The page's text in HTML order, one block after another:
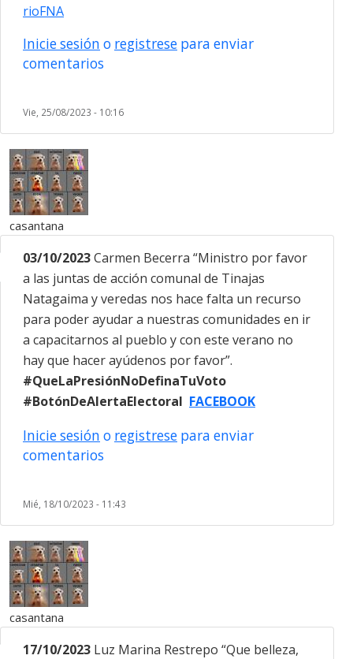
rioFNA
Inicie sesión o registrese para enviar
comentarios
Vie, 25/08/2023 - 10:16
casantana
03/10/2023Carmen Becerra “Ministro por favor
a las juntas de acción comunal de Tinajas
Natagaima y veredas nos hace falta un recurso
para poder ayudar a nuestras comunidades en ir
a capacitarnos al pueblo y con este verano no
hay que hacer ayúdenos por favor”.
#QueLaPresiónNoDefinaTuVoto
#BotónDeAlertaElectoral FACEBOOK
Inicie sesión o registrese para enviar
comentarios
Mié, 18/10/2023 - 11:43
casantana
17/10/2023 Luz Marina Restrepo “Que belleza,